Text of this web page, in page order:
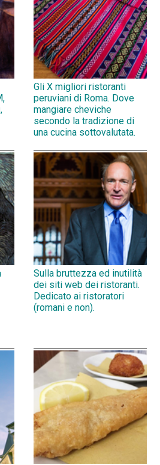
Gli X migliori ristoranti
peruviani di Roma. Dove
mangiare cheviche
secondo la tradizione di
una cucina sottovalutata.
Sulla bruttezza ed inutilità
dei siti web dei ristoranti.
Dedicato ai ristoratori
(romani e non).